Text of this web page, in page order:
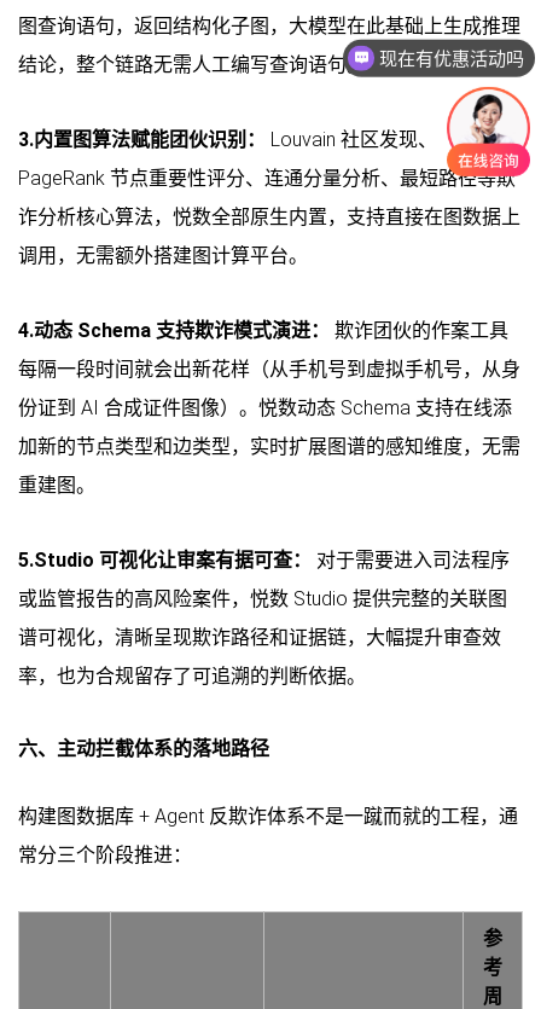
图查询语句，返回结构化子图，大模型在此基础上生成推理
结论，整个链路无需人工编写查询语句。
3.内置图算法赋能团伙识别：
Louvain 社区发现、
PageRank 节点重要性评分、连通分量分析、最短路径等欺
诈分析核心算法，悦数全部原生内置，支持直接在图数据上
调用，无需额外搭建图计算平台。
4.动态 Schema 支持欺诈模式演进：
欺诈团伙的作案工具
每隔一段时间就会出新花样（从手机号到虚拟手机号，从身
份证到 AI 合成证件图像）。悦数动态 Schema 支持在线添
加新的节点类型和边类型，实时扩展图谱的感知维度，无需
重建图。
5.Studio 可视化让审案有据可查：
对于需要进入司法程序
或监管报告的高风险案件，悦数 Studio 提供完整的关联图
谱可视化，清晰呈现欺诈路径和证据链，大幅提升审查效
率，也为合规留存了可追溯的判断依据。
六、主动拦截体系的落地路径
构建图数据库 + Agent 反欺诈体系不是一蹴而就的工程，通
常分三个阶段推进：
参
考
周
现在有优惠活动吗